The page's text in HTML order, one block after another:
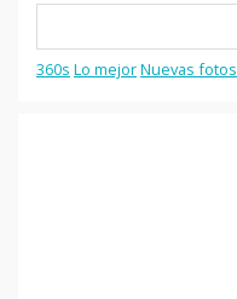
360s Lo mejorNuevas fotos